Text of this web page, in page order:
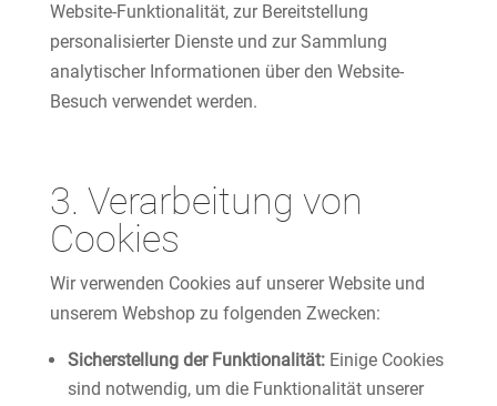
Website-Funktionalität, zur Bereitstellung
personalisierter Dienste und zur Sammlung
analytischer Informationen über den Website-
Besuch verwendet werden.
3. Verarbeitung von
Cookies
Wir verwenden Cookies auf unserer Website und
unserem Webshop zu folgenden Zwecken:
Sicherstellung der Funktionalität: Einige Cookies
sind notwendig, um die Funktionalität unserer